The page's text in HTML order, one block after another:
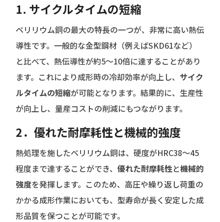
1. サイクルタイムの短縮
ベリリウム銅の最大の特長の一つが、非常に高い熱伝
導性です。一般的な金型鋼材（例えばSKD61など）
と比べて、熱伝導性が約5〜10倍に達することがあり
ます。これにより成形時の冷却効率が向上し、 サイク
ルタイムの短縮が可能となります。結果的に、生産性
が向上し、量産コストの削減にもつながります。
2． 優れた耐摩耗性と機械的強度
熱処理を施したベリリウム銅は、硬度がHRC38〜45
程度まで達することができ、 優れた耐摩耗性と機械的
強度を発揮します。このため、高圧や繰り返し荷重の
かかる成形作業においても、型寿命が長く安定した成
形品質を保つことが可能です。